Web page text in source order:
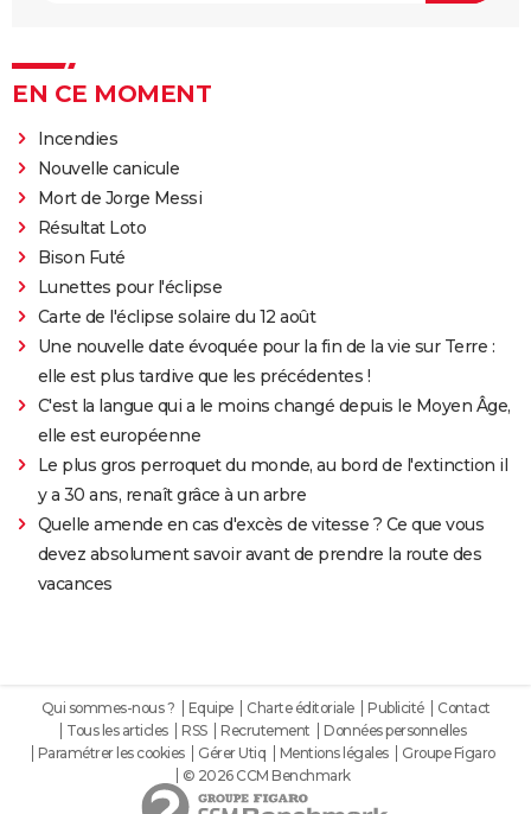
EN CE MOMENT
Incendies
Nouvelle canicule
Mort de Jorge Messi
Résultat Loto
Bison Futé
Lunettes pour l'éclipse
Carte de l'éclipse solaire du 12 août
Une nouvelle date évoquée pour la fin de la vie sur Terre :
elle est plus tardive que les précédentes !
C'est la langue qui a le moins changé depuis le Moyen Âge,
elle est européenne
Le plus gros perroquet du monde, au bord de l'extinction il
y a 30 ans, renaît grâce à un arbre
Quelle amende en cas d'excès de vitesse ? Ce que vous
devez absolument savoir avant de prendre la route des
vacances
Qui sommes-nous ? Equipe Charte éditoriale Publicité
Contact
Tous les articles
RSS Recrutement
Données personnelles
Paramétrer les cookies
Gérer Utiq Mentions légales
Groupe Figaro
© 2026 CCM Benchmark